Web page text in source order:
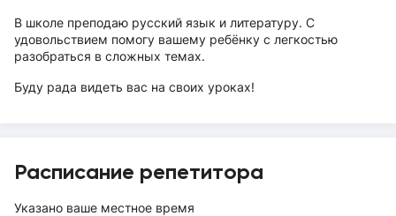
В школе преподаю русский язык и литературу. С
удовольствием помогу вашему ребёнку с легкостью
разобраться в сложных темах.
Буду рада видеть вас на своих уроках!
Расписание репетитора
Указано ваше местное время